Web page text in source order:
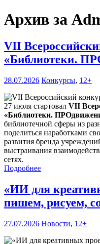
Архив за
VII
«Библиотеки.
28.07.2026 Конкурсы, 12+
27 июля стартовал VII
«Библиотеки.
библиотечной сферы из
поделиться наработками
развития бренда
выстраивания
сетях.
Подробнее
«ИИ для
пишем, рисуем,
27.07.2026 Новости, 12+